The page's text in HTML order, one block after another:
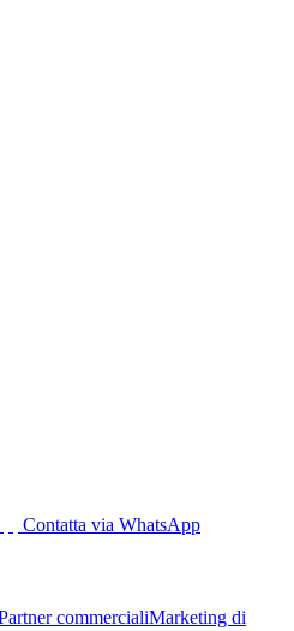
Contatta via WhatsApp
commercialiMarketing di